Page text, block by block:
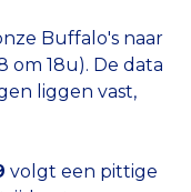
Buffalo's naar
om 18u). De data
liggen vast,
volgt een pittige